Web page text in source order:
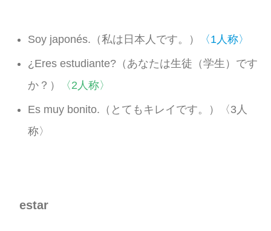
Soy japonés.（私は日本人です。）
〈1人称〉
¿Eres estudiante?（あなたは生徒（学生）です
か？）
〈2人称〉
Es muy bonito.（とてもキレイです。）〈3人
称〉
estar